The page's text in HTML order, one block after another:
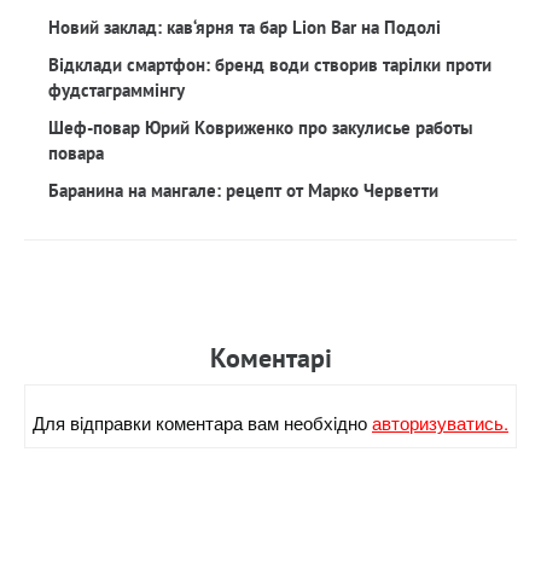
Новий заклад: кав‘ярня та бар Lion Bar на Подолі
Відклади смартфон: бренд води створив тарілки проти
фудстаграммінгу
Шеф-повар Юрий Ковриженко про закулисье работы
повара
Баранина на мангале: рецепт от Марко Черветти
Коментарi
Для вiдправки коментара вам необхiдноавторизуватись.